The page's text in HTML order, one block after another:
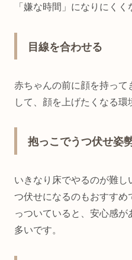
「嫌な時間」になりにくく
目線を合わせる
赤ちゃんの前に顔を持って
して、顔を上げたくなる環
抱っこでうつ伏せ姿
いきなり床でやるのが難し
つ伏せになるのもおすすめ
っついていると、安心感
多いです。